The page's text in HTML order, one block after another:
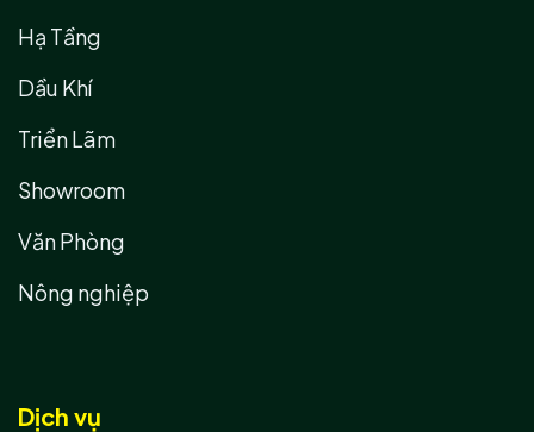
Hạ Tầng
Dầu Khí
Triển Lãm
Showroom
Văn Phòng
Nông nghiệp
Dịch vụ